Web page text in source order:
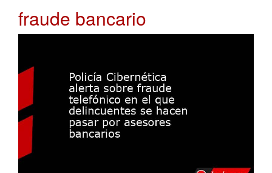
fraude bancario